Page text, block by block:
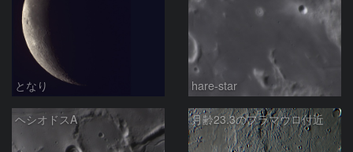
となり hare-star
ヘシオドスA 月齢23.3のフラマウロ付近